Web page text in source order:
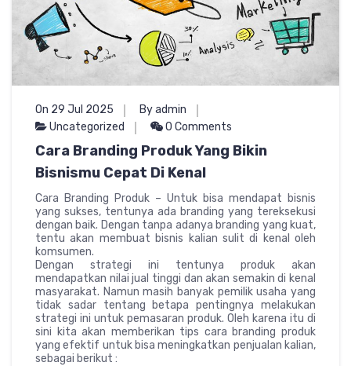
On 29 Jul 2025
By admin
Uncategorized
0 Comments
Cara Branding Produk Yang Bikin
Bisnismu Cepat Di Kenal
Cara Branding Produk – Untuk bisa mendapat bisnis
yang sukses, tentunya ada branding yang tereksekusi
dengan baik. Dengan tanpa adanya branding yang kuat,
tentu akan membuat bisnis kalian sulit di kenal oleh
komsumen.
Dengan strategi ini tentunya produk akan
mendapatkan nilai jual tinggi dan akan semakin di kenal
masyarakat. Namun masih banyak pemilik usaha yang
tidak sadar tentang betapa pentingnya melakukan
strategi ini untuk pemasaran produk. Oleh karena itu di
sini kita akan memberikan tips cara branding produk
yang efektif untuk bisa meningkatkan penjualan kalian,
sebagai berikut :